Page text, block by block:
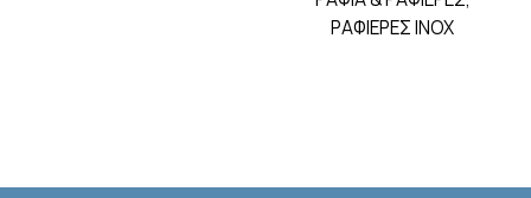
ΡΑΦΙΕΡΕΣ INOX